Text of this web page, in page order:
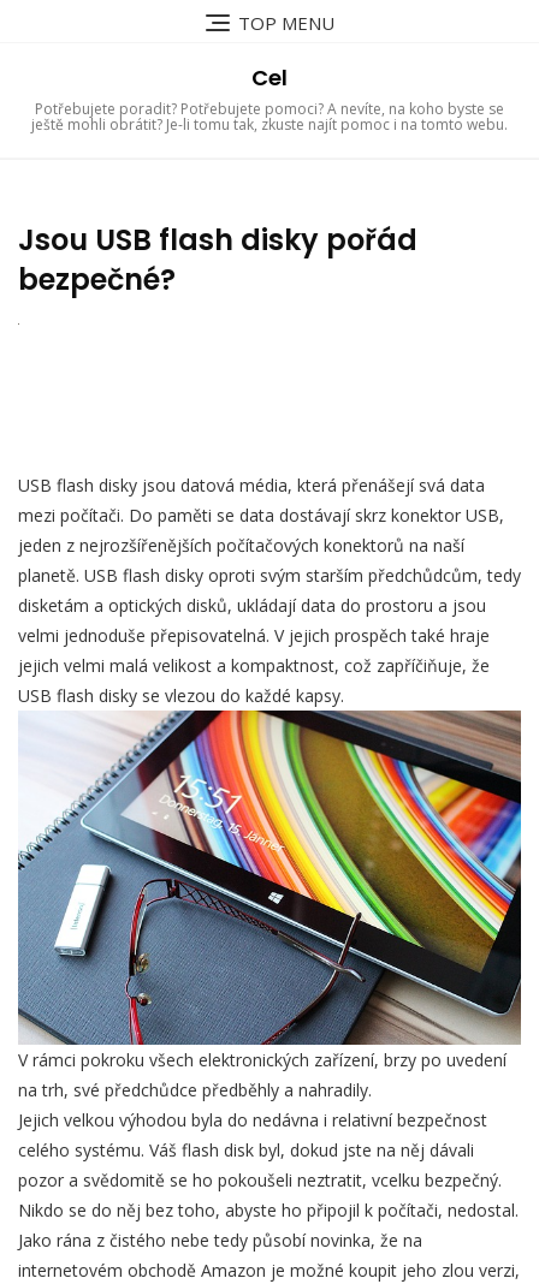
TOP MENU
Cel
Potřebujete poradit? Potřebujete pomoci? A nevíte, na koho byste se
ještě mohli obrátit? Je-li tomu tak, zkuste najít pomoc i na tomto webu.
Jsou USB flash disky pořád
bezpečné?
USB flash disky jsou datová média, která přenášejí svá data
mezi počítači. Do paměti se data dostávají skrz konektor USB,
jeden z nejrozšířenějších počítačových konektorů na naší
planetě. USB flash disky oproti svým starším předchůdcům, tedy
disketám a optických disků, ukládají data do prostoru a jsou
velmi jednoduše přepisovatelná. V jejich prospěch také hraje
jejich velmi malá velikost a kompaktnost, což zapříčiňuje, že
USB flash disky se vlezou do každé kapsy.
V rámci pokroku všech elektronických zařízení, brzy po uvedení
na trh, své předchůdce předběhly a nahradily.
Jejich velkou výhodou byla do nedávna i relativní bezpečnost
celého systému. Váš flash disk byl, dokud jste na něj dávali
pozor a svědomitě se ho pokoušeli neztratit, vcelku bezpečný.
Nikdo se do něj bez toho, abyste ho připojil k počítači, nedostal.
Jako rána z čistého nebe tedy působí novinka, že na
internetovém obchodě Amazon je možné koupit jeho zlou verzi,